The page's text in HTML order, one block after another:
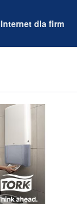
Internet dla firm